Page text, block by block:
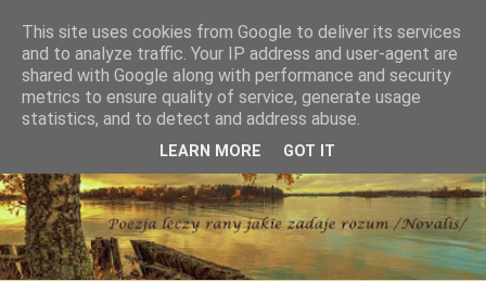
This site uses cookies from Google to deliver its services
and to analyze traffic. Your IP address and user-agent are
shared with Google along with performance and security
metrics to ensure quality of service, generate usage
statistics, and to detect and address abuse.
LEARN MORE GOT IT